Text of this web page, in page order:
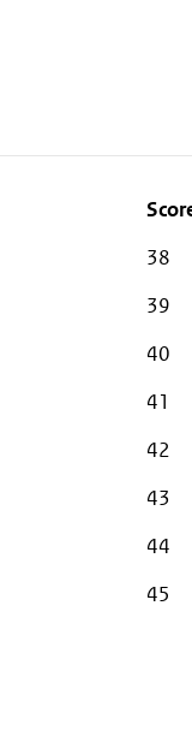
38
39
40
41
42
43
44
45